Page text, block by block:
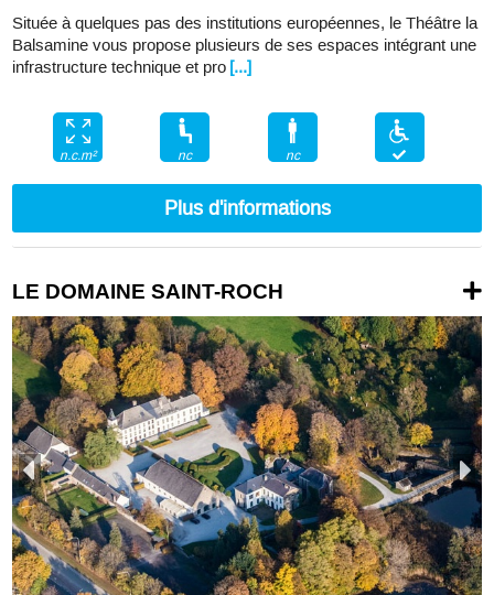
Située à quelques pas des institutions européennes, le Théâtre la
Balsamine vous propose plusieurs de ses espaces intégrant une
infrastructure technique et pro [...]
n.c.m² nc nc
Plus d'informations
LE DOMAINE SAINT-ROCH